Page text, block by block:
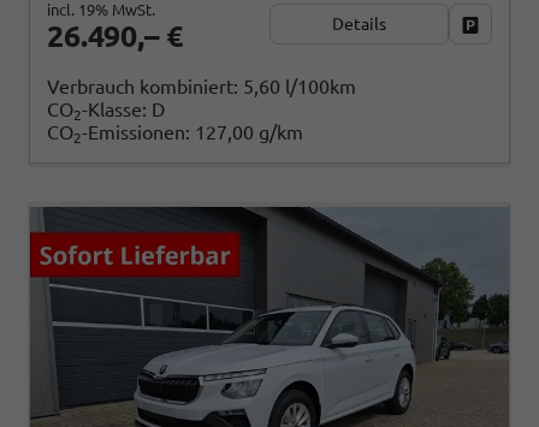
26.490,– €
incl. 19% MwSt.
Details
Verbrauch kombiniert: 5,60 l/100km
CO2-Klasse: D
CO2-Emissionen: 127,00 g/km